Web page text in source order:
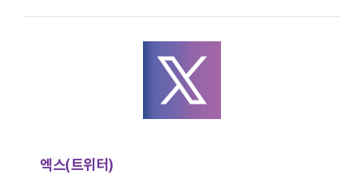
엑스(트위터)